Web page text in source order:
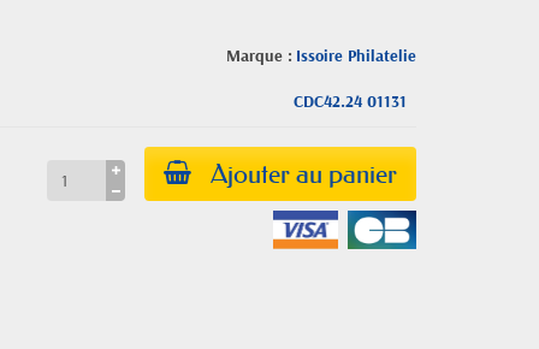
Marque : Issoire Philatelie
CDC42.24 01131
Ajouter au panier